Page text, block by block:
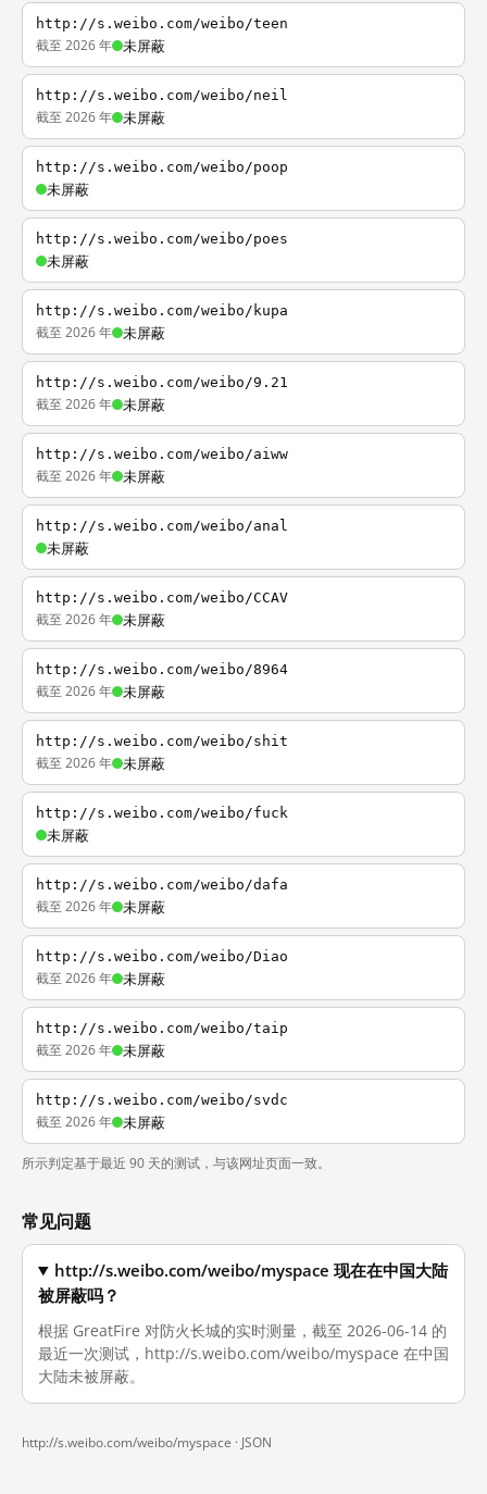
http://s.weibo.com/weibo/teen
截至 2026 年 未屏蔽
http://s.weibo.com/weibo/neil
截至 2026 年 未屏蔽
http://s.weibo.com/weibo/poop
未屏蔽
http://s.weibo.com/weibo/poes
未屏蔽
http://s.weibo.com/weibo/kupa
截至 2026 年 未屏蔽
http://s.weibo.com/weibo/9.21
截至 2026 年 未屏蔽
http://s.weibo.com/weibo/aiww
截至 2026 年 未屏蔽
http://s.weibo.com/weibo/anal
未屏蔽
http://s.weibo.com/weibo/CCAV
截至 2026 年 未屏蔽
http://s.weibo.com/weibo/8964
截至 2026 年 未屏蔽
http://s.weibo.com/weibo/shit
截至 2026 年 未屏蔽
http://s.weibo.com/weibo/fuck
未屏蔽
http://s.weibo.com/weibo/dafa
截至 2026 年 未屏蔽
http://s.weibo.com/weibo/Diao
截至 2026 年 未屏蔽
http://s.weibo.com/weibo/taip
截至 2026 年 未屏蔽
http://s.weibo.com/weibo/svdc
截至 2026 年 未屏蔽
所示判定基于最近 90 天的测试，与该网址页面一致。
常见问题
http://s.weibo.com/weibo/myspace 现在在中国大陆
被屏蔽吗？
根据 GreatFire 对防火长城的实时测量，截至 2026-06-14 的
最近一次测试，http://s.weibo.com/weibo/myspace 在中国
大陆未被屏蔽。
http://s.weibo.com/weibo/myspace · JSON